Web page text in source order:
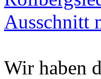
Wir haben